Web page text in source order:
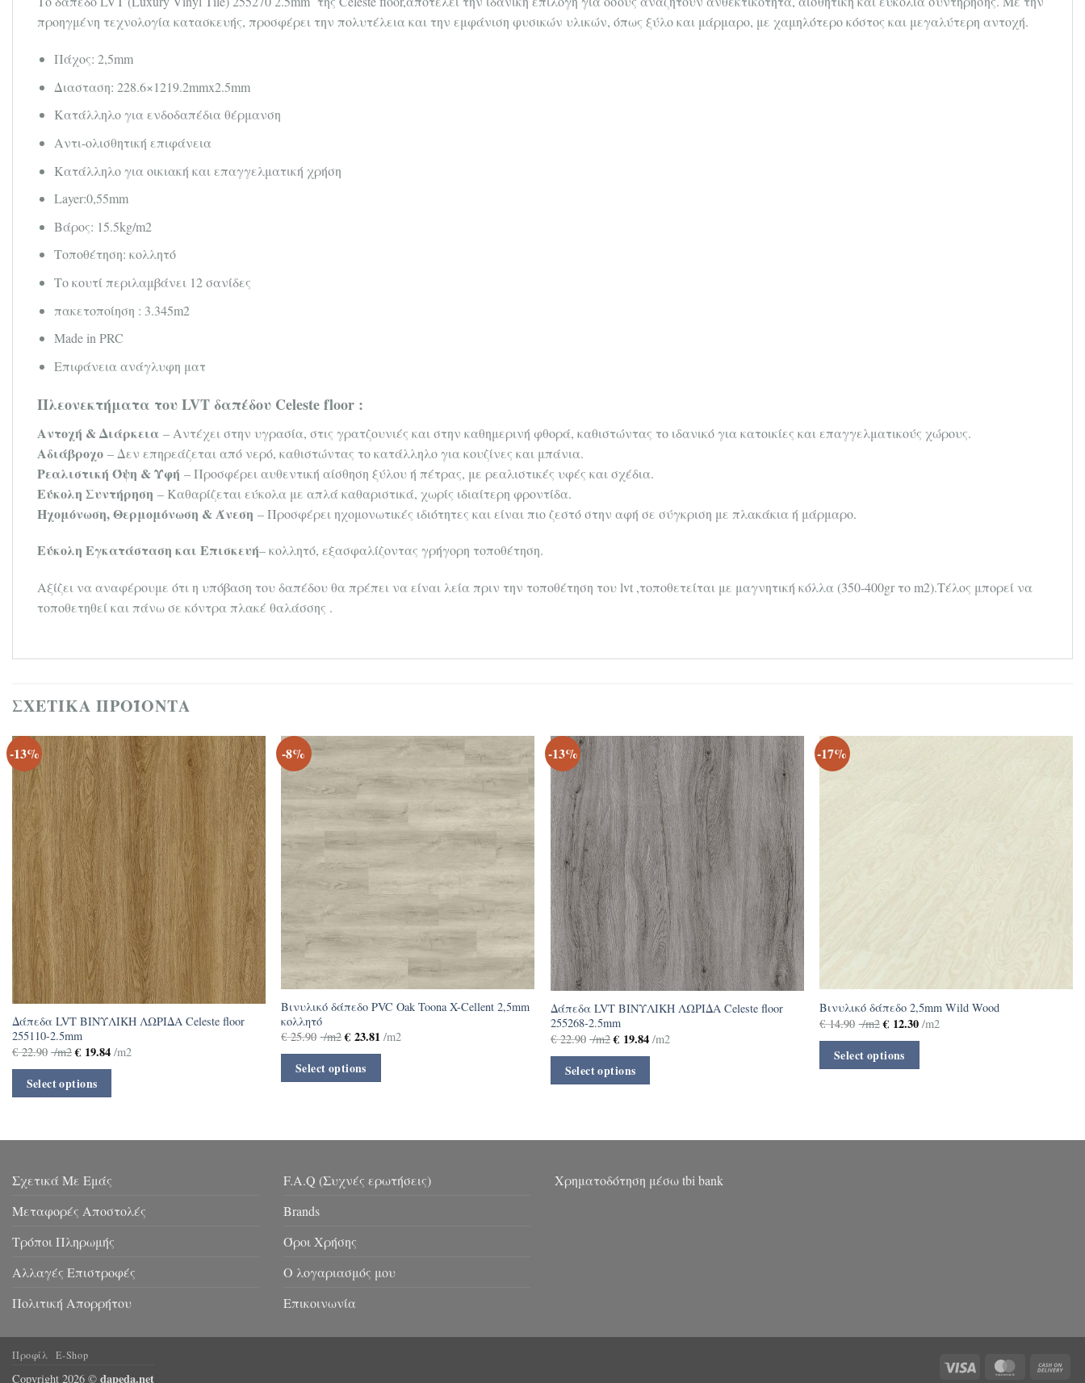
προηγμένη τεχνολογία κατασκευής, προσφέρει την πολυτέλεια και την εμφάνιση φυσικών υλικών, όπως ξύλο και μάρμαρο, με χαμηλότερο κόστος και μεγαλύτερη αντοχή.
Πάχος: 2,5mm
Διασταση: 228.6×1219.2mmx2.5mm
Κατάλληλο για ενδοδαπέδια θέρμανση
Αντι-ολισθητική επιφάνεια
Κατάλληλο για οικιακή και επαγγελματική χρήση
Layer:0,55mm
Βάρος: 15.5kg/m2
Τοποθέτηση: κολλητό
Tο κουτί περιλαμβάνει 12 σανίδες
πακετοποίηση : 3.345m2
Made in PRC
Επιφάνεια ανάγλυφη ματ
Πλεονεκτήματα του LVT δαπέδου Celeste floor :
Αντοχή & Διάρκεια – Αντέχει στην υγρασία, στις γρατζουνιές και στην καθημερινή φθορά, καθιστώντας το ιδανικό για κατοικίες και επαγγελματικούς χώρους.
Aδιάβροχο – Δεν επηρεάζεται από νερό, καθιστώντας το κατάλληλο για κουζίνες και μπάνια.
Ρεαλιστική Όψη & Υφή – Προσφέρει αυθεντική αίσθηση ξύλου ή πέτρας, με ρεαλιστικές υφές και σχέδια.
Εύκολη Συντήρηση – Καθαρίζεται εύκολα με απλά καθαριστικά, χωρίς ιδιαίτερη φροντίδα.
Ηχομόνωση, Θερμομόνωση & Άνεση – Προσφέρει ηχομονωτικές ιδιότητες και είναι πιο ζεστό στην αφή σε σύγκριση με πλακάκια ή μάρμαρο.
Εύκολη Εγκατάσταση και Επισκευή– κολλητό, εξασφαλίζοντας γρήγορη τοποθέτηση.
Αξίζει να αναφέρουμε ότι η υπόβαση του δαπέδου θα πρέπει να είναι λεία πριν την τοποθέτηση του lvt ,τοποθετείται με μαγνητική κόλλα (350-400gr το m2).Τέλος μπορεί να
τοποθετηθεί και πάνω σε κόντρα πλακέ θαλάσσης .
ΣΧΕΤΙΚΆ ΠΡΟΪΌΝΤΑ
-13%
Δάπεδα LVT ΒΙΝΥΛΙΚΗ ΛΩΡΙΔΑ Celeste floor
255110-2.5mm
€22.90 /m2 € 19.84 /m2
Select options
-8%
Βινυλικό δάπεδο PVC Oak Toona X-Cellent 2,5mm
κολλητό
€25.90 /m2 €23.81/m2
Select options
-13%
Δάπεδα LVT ΒΙΝΥΛΙΚΗ ΛΩΡΙΔΑ Celeste floor
255268-2.5mm
€22.90 /m2 € 19.84 /m2
Select options
-17%
Βινυλικό δάπεδο 2,5mm Wild Wood
€14.90 /m2 €12.30/m2
Select options
Σχετικά Με Εμάς
Μεταφορές Αποστολές
Τρόποι Πληρωμής
Αλλαγές Επιστροφές
Πολιτική Απορρήτου
F.A.Q (Συχνές ερωτήσεις)
Brands
Όροι Χρήσης
Ο λογαριασμός μου
Επικοινωνία
Χρηματοδότηση μέσω tbi bank
Visa MasterCard
Προφίλ E-Shop
Copyright 2026 © dapeda.net